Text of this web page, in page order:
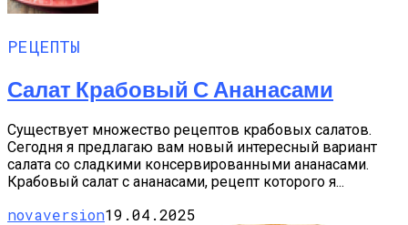
РЕЦЕПТЫ
Салат Крабовый С Ананасами
Существует множество рецептов крабовых салатов.
Сегодня я предлагаю вам новый интересный вариант
салата со сладкими консервированными ананасами.
Крабовый салат с ананасами, рецепт которого я...
novaversion19.04.2025